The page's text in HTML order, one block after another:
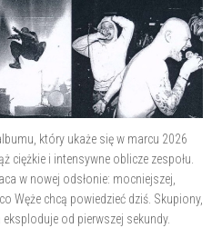
który ukaże się w marcu 2026
ciężkie i intensywne oblicze zespołu.
w nowej odsłonie: mocniejszej,
Węże chcą powiedzieć dziś. Skupiony,
od pierwszej sekundy.